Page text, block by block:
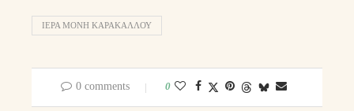
ΙΕΡΑ ΜΟΝΗ ΚΑΡΑΚΑΛΛΟΥ
0 comments 0